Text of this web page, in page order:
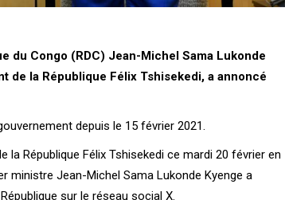
du Congo (RDC) Jean-Michel Sama Lukonde
de la République Félix Tshisekedi, a annoncé
depuis le 15 février 2021.
la République Félix Tshisekedi ce mardi 20 février en
ministre Jean-Michel Sama Lukonde Kyenge a
sur le réseau social X.